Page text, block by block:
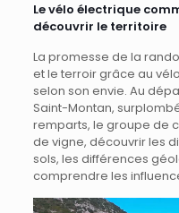
Le vélo électrique
découvrir le territoire
La promesse de la
et le terroir grâce au
selon son envie. Au
Saint-Montan,
remparts, le groupe de
de vigne, découvrir les
sols, les différences
comprendre les